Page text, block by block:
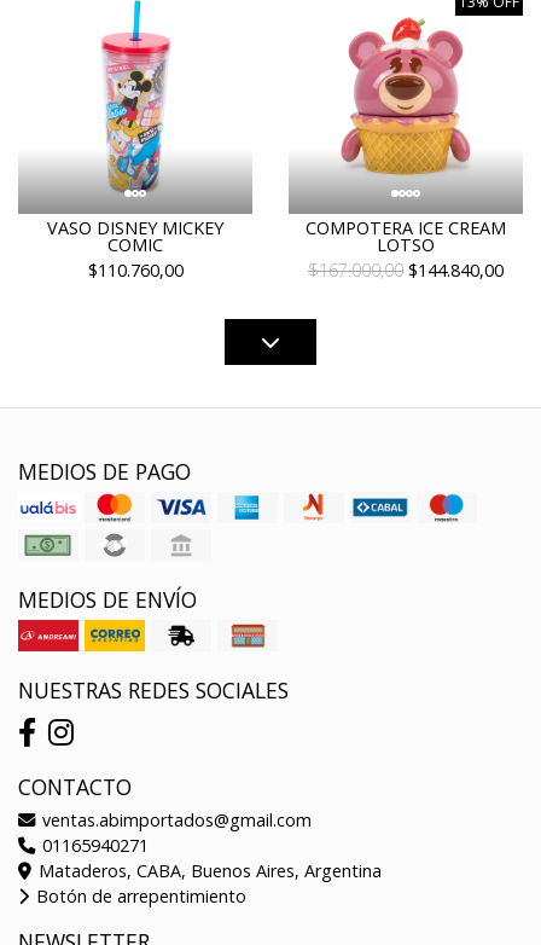
VASO DISNEY MICKEY
COMIC
$110.760,00
COMPOTERA ICE CREAM
LOTSO
$167.000,00 $144.840,00
MEDIOS DE PAGO
MEDIOS DE ENVÍO
NUESTRAS REDES SOCIALES
CONTACTO
ventas.abimportados@gmail.com
01165940271
Mataderos, CABA, Buenos Aires, Argentina
Botón de arrepentimiento